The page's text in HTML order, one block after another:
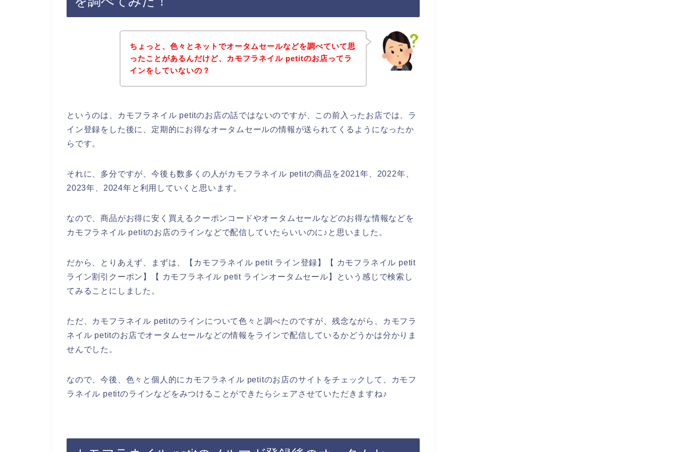
ちょっと、色々とネットでオータムセールなどを調べていて思
ったことがあるんだけど、カモフラネイル petitのお店ってラ
インをしていないの？
というのは、カモフラネイル petitのお店の話ではないのですが、この前入ったお店では、ラ
イン登録をした後に、定期的にお得なオータムセールの情報が送られてくるようになったか
らです。
それに、多分ですが、今後も数多くの人がカモフラネイル petitの商品を2021年、2022年、
2023年、2024年と利用していくと思います。
なので、商品がお得に安く買えるクーポンコードやオータムセールなどのお得な情報などを
カモフラネイル petitのお店のラインなどで配信していたらいいのに♪と思いました。
だから、とりあえず、まずは、【カモフラネイル petit ライン登録】【 カモフラネイル petit
ライン割引クーポン】【 カモフラネイル petit ラインオータムセール】という感じで検索し
てみることにしました。
ただ、カモフラネイル petitのラインについて色々と調べたのですが、残念ながら、カモフラ
ネイル petitのお店でオータムセールなどの情報をラインで配信しているかどうかは分かりま
せんでした。
なので、今後、色々と個人的にカモフラネイル petitのお店のサイトをチェックして、カモフ
ラネイル petitのラインなどをみつけることができたらシェアさせていただきますね♪